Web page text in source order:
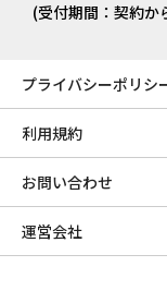
(受付期間：契約か
プライバシーポリシ
利用規約
お問い合わせ
運営会社